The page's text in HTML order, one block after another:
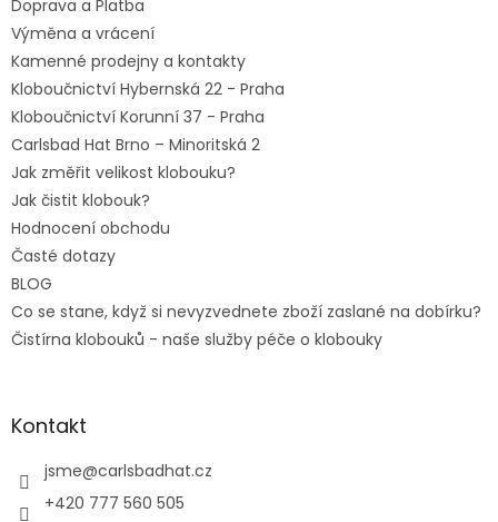
Doprava a Platba
Výměna a vrácení
Kamenné prodejny a kontakty
Kloboučnictví Hybernská 22 - Praha
Kloboučnictví Korunní 37 - Praha
Carlsbad Hat Brno – Minoritská 2
Jak změřit velikost klobouku?
Jak čistit klobouk?
Hodnocení obchodu
Časté dotazy
BLOG
Co se stane, když si nevyzvednete zboží zaslané na dobírku?
Čistírna klobouků - naše služby péče o klobouky
Kontakt
jsme@carlsbadhat.cz
+420 777 560 505